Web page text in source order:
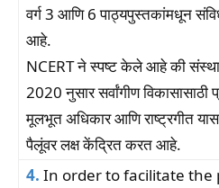
वर्ग 3 आणि 6 पाठ्यपुस्तकांमधून
आहे.
NCERT ने स्पष्ट केले आहे की संस्था
2020 नुसार सर्वांगीण विकासासाठी
मूलभूत अधिकार आणि राष्ट्रगीत
पैलूंवर लक्ष केंद्रित करत आहे.
4. In order to facilitate the